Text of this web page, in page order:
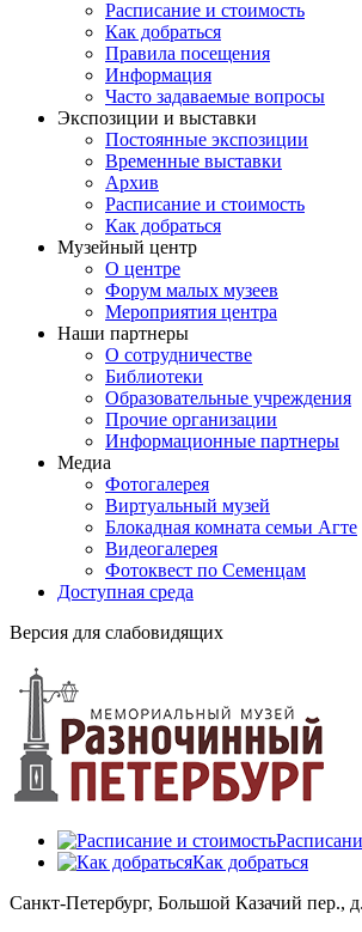
Расписание и стоимость
Как добраться
Правила посещения
Информация
Часто задаваемые вопросы
Экспозиции и выставки
Постоянные экспозиции
Временные выставки
Архив
Расписание и стоимость
Как добраться
Музейный центр
О центре
Форум малых музеев
Мероприятия центра
Наши партнеры
О сотрудничестве
Библиотеки
Образовательные учреждения
Прочие организации
Информационные партнеры
Медиа
Фотогалерея
Виртуальный музей
Блокадная комната семьи Агте
Видеогалерея
Фотоквест по Семенцам
Доступная среда
Версия для слабовидящих
Как добраться
Санкт-Петербург, Большой Казачий пер.,